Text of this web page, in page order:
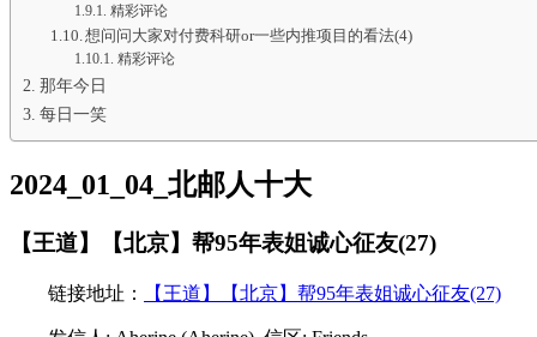
精彩评论
想问问大家对付费科研or一些内推项目的看法(4)
精彩评论
那年今日
每日一笑
2024_01_04_北邮人十大
【王道】【北京】帮95年表姐诚心征友(27)
链接地址： 【王道】【北京】帮95年表姐诚心征友(27)